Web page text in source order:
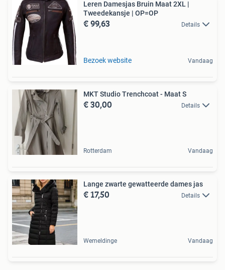
Leren Damesjas Bruin Maat 2XL |
Tweedekansje | OP=OP
€ 99,63 Details
Bezoek website Vandaag
MKT Studio Trenchcoat - Maat S
€ 30,00 Details
Rotterdam Vandaag
Lange zwarte gewatteerde dames jas
€ 17,50 Details
Wemeldinge Vandaag